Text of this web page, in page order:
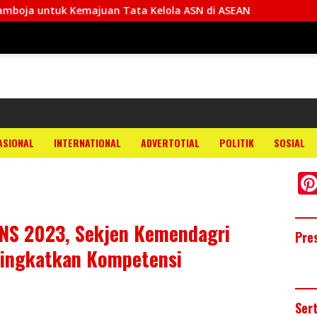
Tata Kelola ASN di ASEAN
INTERNATIONAL ADVERTOTIAL POLITIK SOSIAL
2023, Sekjen Kemendagri
Kompetensi